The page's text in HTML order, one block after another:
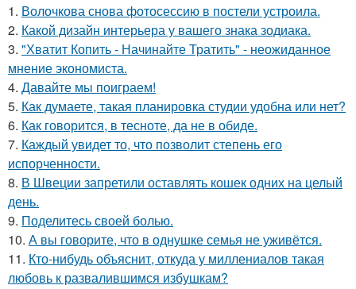
1. Волочкова снова фотосессию в постели устроила.
2. Какой дизайн интерьера у вашего знака зодиака.
3. "Хватит Копить - Начинайте Тратить" - неожиданное
мнение экономиста.
4. Давайте мы поиграем!
5. Как думаете, такая планировка студии удобна или нет?
6. Как говорится, в тесноте, да не в обиде.
7. Каждый увидет то, что позволит степень его
испорченности.
8. В Швеции запретили оставлять кошек одних на целый
день.
9. Поделитесь своей болью.
10. А вы говорите, что в однушке семья не уживётся.
11. Кто-нибудь объяснит, откуда у миллениалов такая
любовь к развалившимся избушкам?